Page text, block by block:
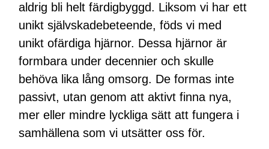
aldrig bli helt färdigbyggd. Liksom vi har ett
unikt självskadebeteende, föds vi med
unikt ofärdiga hjärnor. Dessa hjärnor är
formbara under decennier och skulle
behöva lika lång omsorg. De formas inte
passivt, utan genom att aktivt finna nya,
mer eller mindre lyckliga sätt att fungera i
samhällena som vi utsätter oss för.